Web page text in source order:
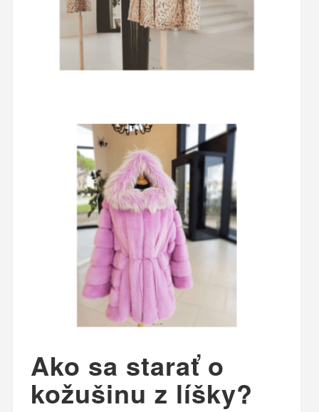
Ako sa starať o
kožušinu z líšky?